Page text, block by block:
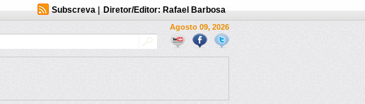
Subscreva| Diretor/Editor: Rafael Barbosa
Agosto 09, 2026